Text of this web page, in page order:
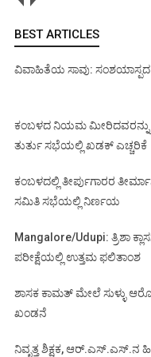
BEST ARTICLES
ವಿವಾಹಿತೆಯ ಸಾವು: ಸಂಶಯಾಸ್ಪದ
ಕಂಬಳದ ನಿಯಮ ಮೀರಿದವರನ್ನು
ತುರ್ತು ಸಭೆಯಲ್ಲಿ ಖಡಕ್ ಎಚ್ಚರಿಕೆ
ಕಂಬಳದಲ್ಲಿ ತೀರ್ಪುಗಾರರ
ಸಮಿತಿ ಸಭೆಯಲ್ಲಿ ನಿರ್ಣಯ
Mangalore/Udupi: ತ್ರಿಶಾ
ಪರೀಕ್ಷೆಯಲ್ಲಿ ಉತ್ತಮ ಫಲಿತಾಂಶ
ಶಾಸಕ ಕಾಮತ್ ಮೇಲೆ ಸುಳ್ಳು
ಖಂಡನೆ
ನಿವೃತ್ತ ಶಿಕ್ಷಕ,